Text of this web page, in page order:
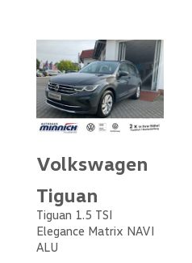
Volkswagen
Tiguan
Tiguan 1.5 TSI
Elegance Matrix NAVI
ALU